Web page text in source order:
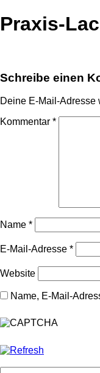
Praxis-
Schreibe einen
Deine E-Mail-Adresse
Kommentar *
Name *
E-Mail-Adresse *
Website
Name, E-Mail-